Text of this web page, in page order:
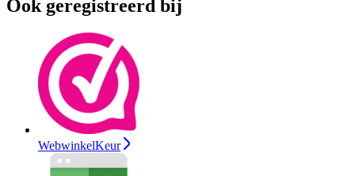
Ook geregistreerd bij
WebwinkelKeur